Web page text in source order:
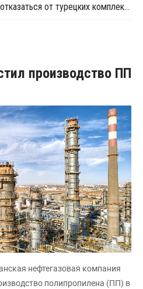
Госдума призвала АвтоВАЗ отказаться от турецких комплектующих
производство ПП
нефтегазовая компания
полипропилена (ПП) в